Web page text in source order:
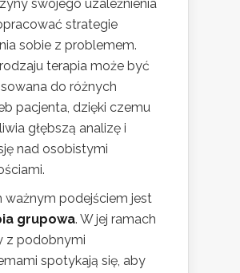
swojego uzależnienia
strategie
sobie z problemem.
terapia może być
do różnych
pacjenta, dzięki czemu
głębszą analizę i
nad osobistymi
ważnym podejściem jest
grupowa. W jej ramach
z podobnymi
spotykają się, aby